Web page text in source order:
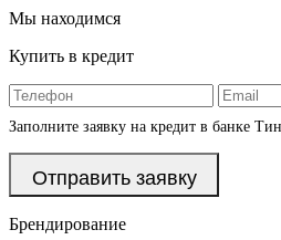
Мы находимся
Купить в кредит
Заполните заявку на кредит в банке
Брендирование